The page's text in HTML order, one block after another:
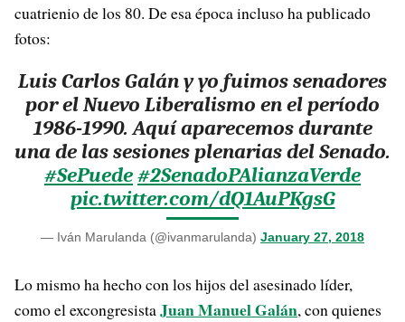
cuatrienio de los 80. De esa época incluso ha publicado
fotos:
Luis Carlos Galán y yo fuimos senadores
por el Nuevo Liberalismo en el período
1986-1990. Aquí aparecemos durante
una de las sesiones plenarias del Senado.
#SePuede#2SenadoPAlianzaVerde
pic.twitter.com/dQ1AuPKgsG
— Iván Marulanda (@ivanmarulanda) January 27, 2018
Lo mismo ha hecho con los hijos del asesinado líder,
como el excongresistaJuan Manuel Galán, con quienes